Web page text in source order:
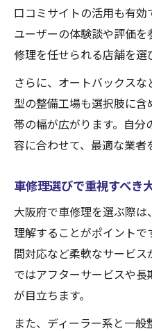
口コミサイトの活用も有効
ユーザーの体験談や評価を
修理を任せられる店舗を選
さらに、オートバックス
型の整備工場も選択肢に
帯の幅が広がります。自分
容に合わせて、最適な業者
車修理選びで重視すべき
大阪府で車修理を選ぶ際
理解することがポイントで
間対応など柔軟なサービ
ではアフターサービスや
が目立ちます。
また、ディーラー系と一